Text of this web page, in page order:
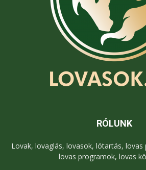
RÓLUNK
Lovak, lovaglás, lovasok, lótartás,
lovas programok, lovas